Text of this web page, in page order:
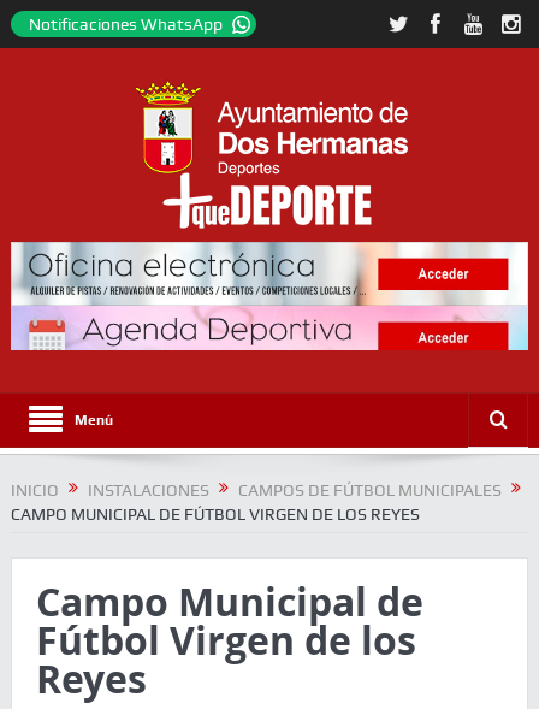
Notificaciones WhatsApp
Menú
INICIO INSTALACIONES
CAMPOS DE FÚTBOL MUNICIPALES
CAMPO MUNICIPAL DE FÚTBOL VIRGEN DE LOS REYES
Campo Municipal de
Fútbol Virgen de los
Reyes